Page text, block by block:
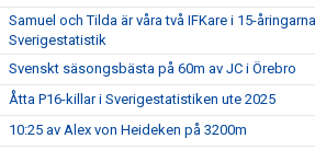
Samuel och Tilda är våra två IFKare i 15-
Sverigestatistik
Svenskt säsongsbästa på 60m av JC i Örebro
Åtta P16-killar i Sverigestatistiken ute 2025
10:25 av Alex von Heideken på 3200m